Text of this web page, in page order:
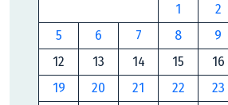
1
2
5
6 7 8 9
12
13 14 15 16
19
20 21 22 23